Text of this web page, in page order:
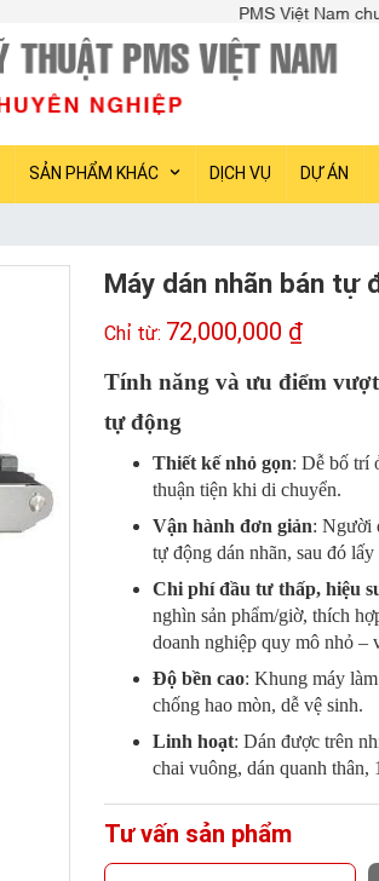
PMS Việt Nam chuyên cung cấp các
SẢN PHẨM KHÁC DỊCH VỤ DỰ ÁN
Máy dán nhãn bán tự
72,000,000 ₫
Tính năng và ưu điểm
tự động
Thiết kế nhỏ gọn: Dễ bố trí
thuận tiện khi di chuyển.
Vận hành đơn giản: Người
tự động dán nhãn, sau đó lấy
Chi phí đầu tư thấp, hiệu
nghìn sản phẩm/giờ, thích
doanh nghiệp quy mô nhỏ –
Độ bền cao: Khung máy
chống hao mòn, dễ vệ sinh.
Linh hoạt: Dán được trên
chai vuông, dán quanh thân,
Tư vấn sản phẩm